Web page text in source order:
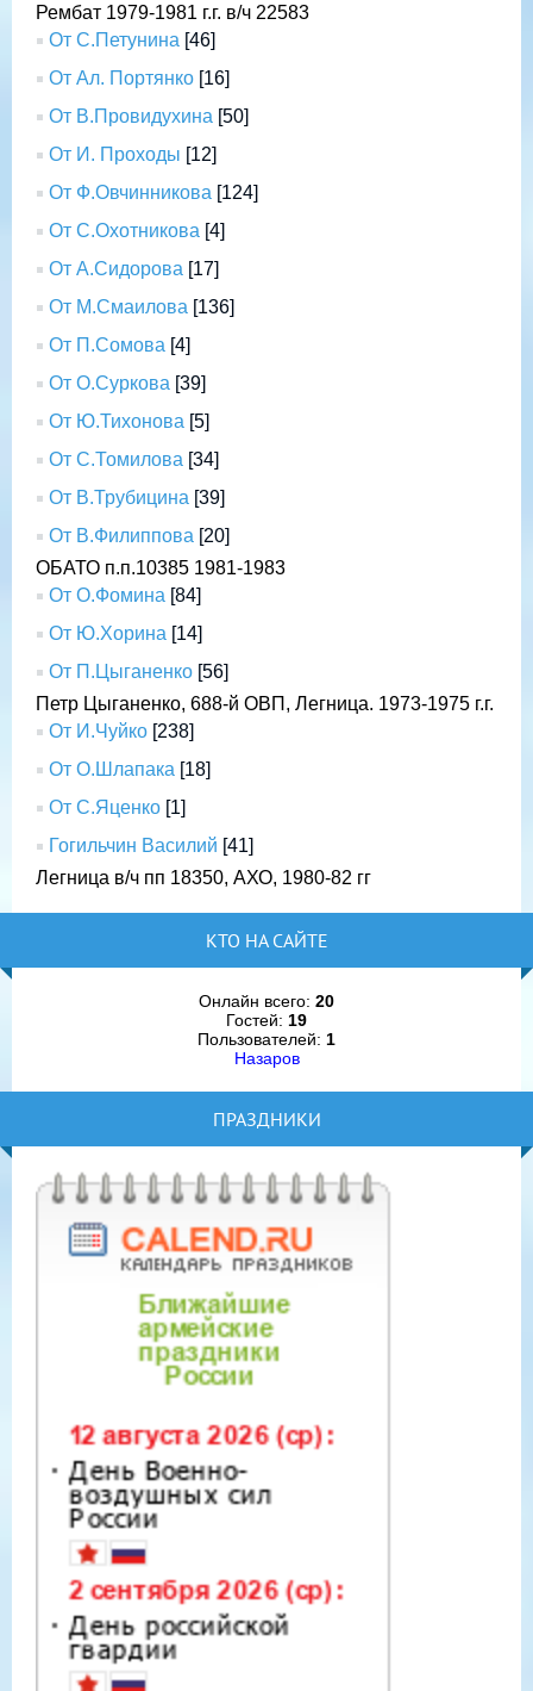
Рембат 1979-1981 г.г. в/ч 22583
От С.Петунина [46]
От Ал. Портянко [16]
От В.Провидухина [50]
От И. Проходы [12]
От Ф.Овчинникова [124]
От С.Охотникова [4]
От А.Сидорова [17]
От М.Смаилова [136]
От П.Сомова [4]
От О.Суркова [39]
От Ю.Тихонова [5]
От С.Томилова [34]
От В.Трубицина [39]
От В.Филиппова [20]
ОБАТО п.п.10385 1981-1983
От О.Фомина [84]
От Ю.Хорина [14]
От П.Цыганенко [56]
Петр Цыганенко, 688-й ОВП, Легница. 1973-1975 г.г.
От И.Чуйко [238]
От О.Шлапака [18]
От С.Яценко [1]
Гогильчин Василий [41]
Легница в/ч пп 18350, АХО, 1980-82 гг
КТО НА САЙТЕ
Онлайн всего: 20
Гостей: 19
Пользователей: 1
Назаров
ПРАЗДНИКИ